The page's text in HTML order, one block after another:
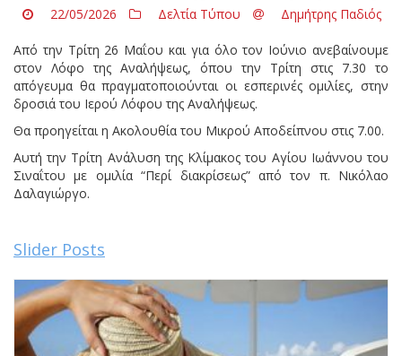
22/05/2026 Δελτία Τύπου Δημήτρης Παδιός
Από την Τρίτη 26 Μαΐου και για όλο τον Ιούνιο ανεβαίνουμε
στον Λόφο της Αναλήψεως, όπου την Τρίτη στις 7.30 το
απόγευμα θα πραγματοποιούνται οι εσπερινές ομιλίες, στην
δροσιά του Ιερού Λόφου της Αναλήψεως.
Θα προηγείται η Ακολουθία του Μικρού Αποδείπνου στις 7.00.
Αυτή την Τρίτη Ανάλυση της Κλίμακος του Αγίου Ιωάννου του
Σιναΐτου με ομιλία “Περί διακρίσεως” από τον π. Νικόλαο
Δαλαγιώργο.
Slider Posts